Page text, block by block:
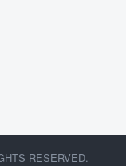
RESERVED.